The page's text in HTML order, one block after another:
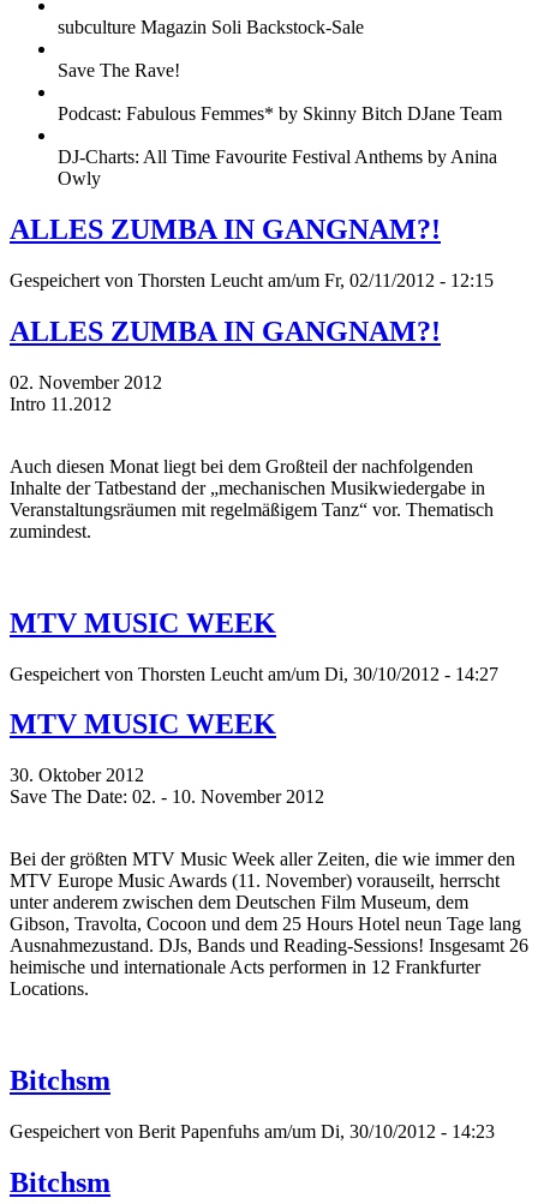
subculture Magazin Soli Backstock-Sale
Save The Rave!
Podcast: Fabulous Femmes* by Skinny Bitch DJane Team
DJ-Charts: All Time Favourite Festival Anthems by Anina
Owly
ALLES ZUMBA IN GANGNAM?!
Gespeichert von Thorsten Leucht am/um Fr, 02/11/2012 - 12:15
ALLES ZUMBA IN GANGNAM?!
02. November 2012
Intro 11.2012
Auch diesen Monat liegt bei dem Großteil der nachfolgenden
Inhalte der Tatbestand der „mechanischen Musikwiedergabe in
Veranstaltungsräumen mit regelmäßigem Tanz“ vor. Thematisch
zumindest.
MTV MUSIC WEEK
Gespeichert von Thorsten Leucht am/um Di, 30/10/2012 - 14:27
MTV MUSIC WEEK
30. Oktober 2012
Save The Date: 02. - 10. November 2012
Bei der größten MTV Music Week aller Zeiten, die wie immer den
MTV Europe Music Awards (11. November) vorauseilt, herrscht
unter anderem zwischen dem Deutschen Film Museum, dem
Gibson, Travolta, Cocoon und dem 25 Hours Hotel neun Tage lang
Ausnahmezustand. DJs, Bands und Reading-Sessions! Insgesamt 26
heimische und internationale Acts performen in 12 Frankfurter
Locations.
Bitchsm
Gespeichert von Berit Papenfuhs am/um Di, 30/10/2012 - 14:23
Bitchsm